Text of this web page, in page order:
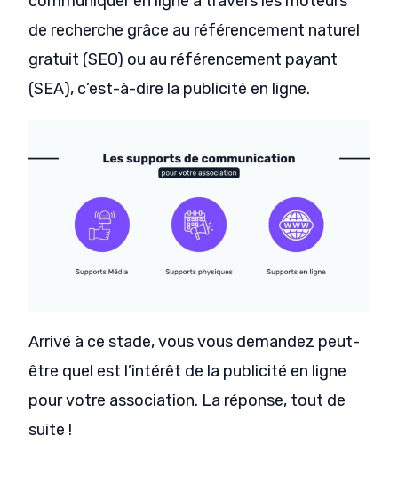
de recherche grâce au référencement naturel
gratuit (SEO) ou au référencement payant
(SEA), c’est-à-dire la publicité en ligne.
Arrivé à ce stade, vous vous demandez peut-
être quel est l’intérêt de la publicité en ligne
pour votre association. La réponse, tout de
suite !